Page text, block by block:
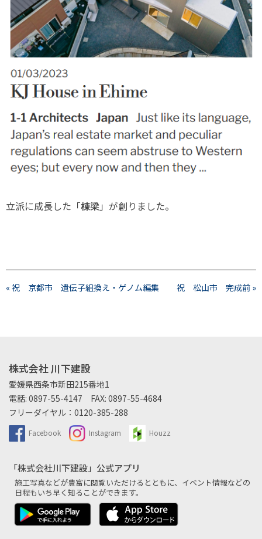
立派に成長した「棟梁」が創りました。
« 祝 京都市 遺伝子組換え・ゲノム編集 祝 松山市 完成前 »
株式会社 川下建設
愛媛県西条市新田215番地1
電話: 0897-55-4147 FAX: 0897-55-4684
フリーダイヤル： 0120-385-288
Facebook Instagram Houzz
「株式会社川下建設」公式アプリ
施工写真などが豊富に閲覧いただけるとともに、 イベント情報などの
日程もいち早く知ることができます。